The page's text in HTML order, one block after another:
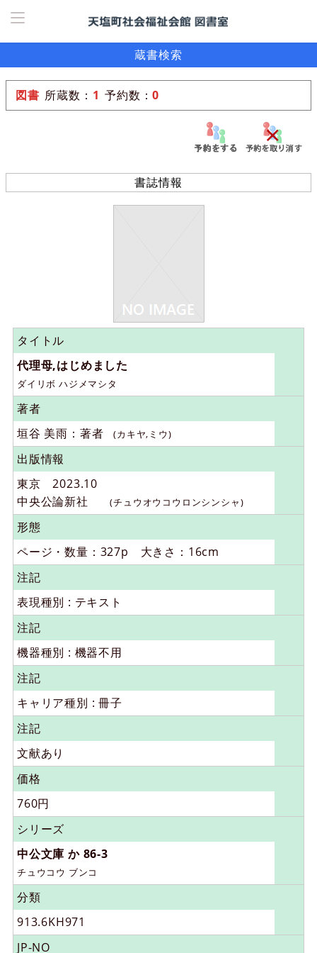
ホーム
蔵書検索
図書 所蔵数： 1 予約数：0
書誌情報
タイトル
代理母,はじめました
ダイリボ ハジメマシタ
著者
垣谷 美雨：著者 (カキヤ,ミウ)
出版情報
東京 2023.10
中央公論新社
(チュウオウコウロンシンシャ)
形態
ページ・数量：327p 大きさ：16cm
注記
表現種別 : テキスト
注記
機器種別 : 機器不用
注記
キャリア種別 : 冊子
注記
文献あり
価格
760円
シリーズ
中公文庫 か 86-3
チュウコウ ブンコ
分類
913.6KH971
JP-NO